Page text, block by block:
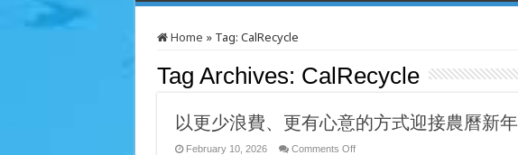
Home » Tag: CalRecycle
Tag Archives: CalRecycle
以更少浪費、更有心意的方式迎接農曆新年
February 10, 2026 Comments Offon